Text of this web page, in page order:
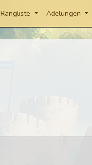
Rangliste Adelungen